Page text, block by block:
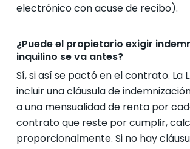
electrónico con acuse de recibo).
¿Puede el propietario exigir
inquilino se va antes?
Sí, si así se pactó en el contrato. La
incluir una cláusula de
a una mensualidad de renta por
contrato que reste por cumplir,
proporcionalmente. Si no hay